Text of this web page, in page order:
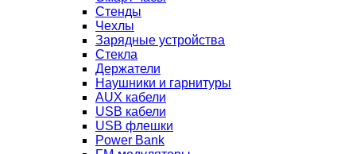
Стенды
Чехлы
Зарядные устройства
Стекла
Держатели
Наушники и гарнитуры
AUX кабели
USB кабели
USB флешки
Power Bank